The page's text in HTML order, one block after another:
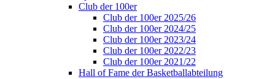
Club der 100er
Club der 100er 2025/26
Club der 100er 2024/25
Club der 100er 2023/24
Club der 100er 2022/23
Club der 100er 2021/22
Hall of Fame der Basketballabteilung